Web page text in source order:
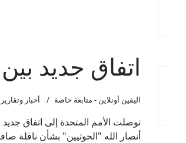
اتفاق جديد
اليقين أونلاين - متابعة خاصة أخبار وتقارير
توصلت الأمم المتحدة إلى اتفاق
أنصار الله "الحوثيين" بشأن ناقلة